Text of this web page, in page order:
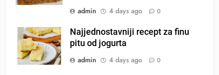
admin
4 days ago 0
Najjednostavniji recept za finu
pitu od jogurta
admin
4 days ago 0